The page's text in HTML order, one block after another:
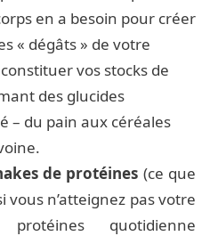
en a besoin pour créer
« dégâts » de votre
vos stocks de
des glucides
– du pain aux céréales
de protéines (ce que
vous n’atteignez pas votre
quotidienne